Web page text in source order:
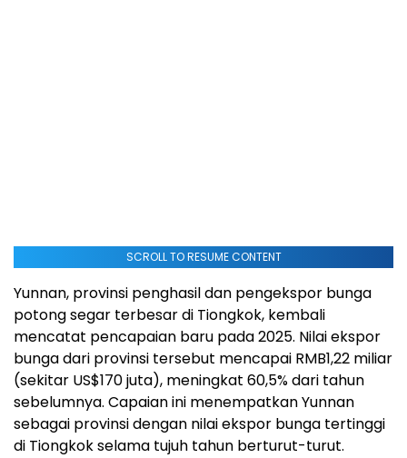
SCROLL TO RESUME CONTENT
Yunnan, provinsi penghasil dan pengekspor bunga
potong segar terbesar di Tiongkok, kembali
mencatat pencapaian baru pada 2025. Nilai ekspor
bunga dari provinsi tersebut mencapai RMB1,22 miliar
(sekitar US$170 juta), meningkat 60,5% dari tahun
sebelumnya. Capaian ini menempatkan Yunnan
sebagai provinsi dengan nilai ekspor bunga tertinggi
di Tiongkok selama tujuh tahun berturut-turut.